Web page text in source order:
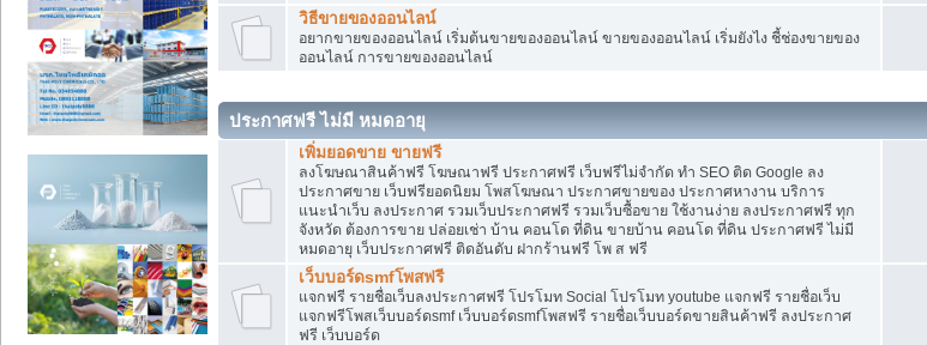
วิธีขายของออนไลน์
อยากขายของออนไลน์ เริ่มต้นขายของออนไลน์ ขายของออนไลน์ เริ่มยังไง ชี้ช่องขายของ
ออนไลน์ การขายของออนไลน์
ประกาศฟรี ไม่มี หมดอายุ
เพิ่มยอดขาย ขายฟรี
ลงโฆษณาสินค้าฟรี โฆษณาฟรี ประกาศฟรี เว็บฟรีไม่จำกัด ทำ SEO ติด Google ลง
ประกาศขาย เว็บฟรียอดนิยม โพสโฆษณา ประกาศขายของ ประกาศหางาน บริการ
แนะนำเว็บ ลงประกาศ รวมเว็บประกาศฟรี รวมเว็บซื้อขาย ใช้งานง่าย ลงประกาศฟรี ทุก
จังหวัด ต้องการขาย ปล่อยเช่า บ้าน คอนโด ที่ดิน ขายบ้าน คอนโด ที่ดิน ประกาศฟรี ไม่มี
หมดอายุ เว็บประกาศฟรี ติดอันดับ ฝากร้านฟรี โพ ส ฟรี
เว็บบอร์ดsmfโพสฟรี
แจกฟรี รายชื่อเว็บลงประกาศฟรี โปรโมท Social โปรโมท youtube แจกฟรี รายชื่อเว็บ
แจกฟรีโพสเว็บบอร์ดsmf เว็บบอร์ดsmfโพสฟรี รายชื่อเว็บบอร์ดขายสินค้าฟรี ลงประกาศ
ฟรี เว็บบอร์ด